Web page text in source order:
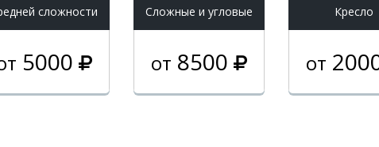
сложности
5000
Cложные и угловые
от 8500
Кресло
от